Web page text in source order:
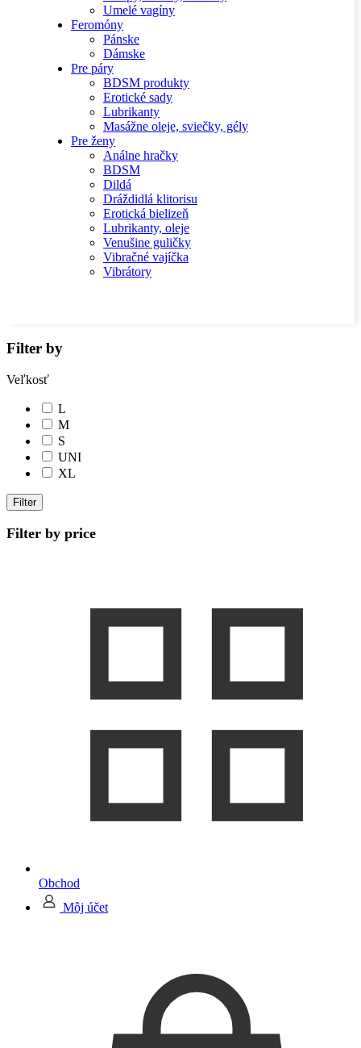
Umelé vagíny
Feromóny
Pánske
Dámske
Pre páry
BDSM produkty
Erotické sady
Lubrikanty
Masážne oleje, sviečky, gély
Pre ženy
Análne hračky
BDSM
Dildá
Dráždidlá klitorisu
Erotická bielizeň
Lubrikanty, oleje
Venušine guličky
Vibračné vajíčka
Vibrátory
Filter by
Veľkosť
L
M
S
UNI
XL
Filter
Filter by price
Obchod
Môj účet